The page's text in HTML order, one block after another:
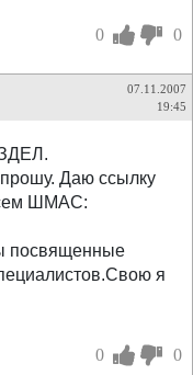
0 0
07.11.2007
19:45
Даю ссылку
ШМАС:
посвященные
я
0 0